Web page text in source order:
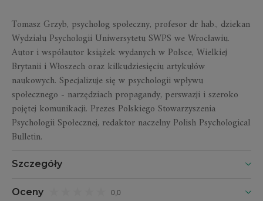
Tomasz Grzyb, psycholog społeczny, profesor dr hab., dziekan
Wydziału Psychologii Uniwersytetu SWPS we Wrocławiu.
Autor i współautor książek wydanych w Polsce, Wielkiej
Brytanii i Włoszech oraz kilkudziesięciu artykułów
naukowych. Specjalizuje się w psychologii wpływu
społecznego - narzędziach propagandy, perswazji i szeroko
pojętej komunikacji. Prezes Polskiego Stowarzyszenia
Psychologii Społecznej, redaktor naczelny Polish Psychological
Bulletin.
Szczegóły
Oceny 0,0